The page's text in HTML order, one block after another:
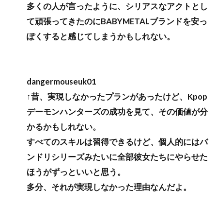
多くの人が言ったように、シリアスなアクトとし
て頑張ってきたのにBABYMETALブランドを安っ
ぽくすると感じてしまうかもしれない。
dangermouseuk01
↑昔、実現しなかったプランがあったけど、Kpop
デーモンハンターズの成功を見て、その価値が分
かるかもしれない。
すべてのスキルは習得できるけど、個人的にはバ
ンドリシリーズみたいに全部彼女たちにやらせた
ほうがずっといいと思う。
多分、それが実現しなかった理由なんだよ。